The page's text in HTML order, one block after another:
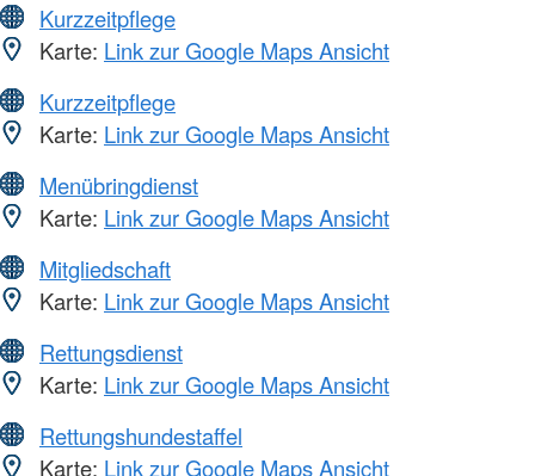
Kurzzeitpflege
Karte: Link zur Google Maps Ansicht
Kurzzeitpflege
Karte: Link zur Google Maps Ansicht
Menübringdienst
Karte: Link zur Google Maps Ansicht
Mitgliedschaft
Karte: Link zur Google Maps Ansicht
Rettungsdienst
Karte: Link zur Google Maps Ansicht
Rettungshundestaffel
Karte: Link zur Google Maps Ansicht